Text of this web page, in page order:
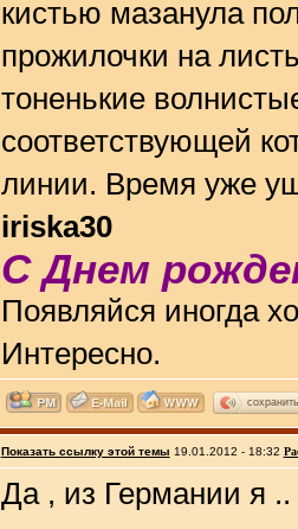
кистью мазанула
прожилочки на
тоненькие
соответствующей
линии. Время уже
iriska30
С Днем
Появляйся иногда
Интересно.
сохранить
Показать ссылку этой темы 19.01.2012 - 18:32
Да , из Германии я ..